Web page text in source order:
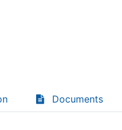
Documents
cu RiA